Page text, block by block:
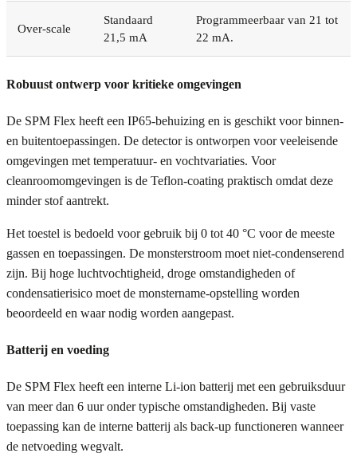
Over-scale
Standaard
21,5 mA
Programmeerbaar van 21 tot
22 mA.
Robuust ontwerp voor kritieke omgevingen
De SPM Flex heeft een IP65-behuizing en is geschikt voor binnen-
en buitentoepassingen. De detector is ontworpen voor veeleisende
omgevingen met temperatuur- en vochtvariaties. Voor
cleanroomomgevingen is de Teflon-coating praktisch omdat deze
minder stof aantrekt.
Het toestel is bedoeld voor gebruik bij 0 tot 40 °C voor de meeste
gassen en toepassingen. De monsterstroom moet niet-condenserend
zijn. Bij hoge luchtvochtigheid, droge omstandigheden of
condensatierisico moet de monstername-opstelling worden
beoordeeld en waar nodig worden aangepast.
Batterij en voeding
De SPM Flex heeft een interne Li-ion batterij met een gebruiksduur
van meer dan 6 uur onder typische omstandigheden. Bij vaste
toepassing kan de interne batterij als back-up functioneren wanneer
de netvoeding wegvalt.